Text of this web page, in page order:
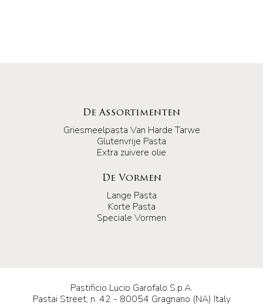
De Assortimenten
Griesmeelpasta Van Harde Tarwe
Glutenvrije Pasta
Extra zuivere olie
De Vormen
Lange Pasta
Korte Pasta
Speciale Vormen
Pastificio Lucio Garofalo S.p.A.
Pastai Street, n. 42 - 80054 Gragnano (NA) Italy